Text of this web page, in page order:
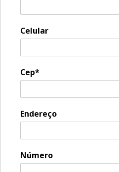
Celular
Cep*
Endereço
Número